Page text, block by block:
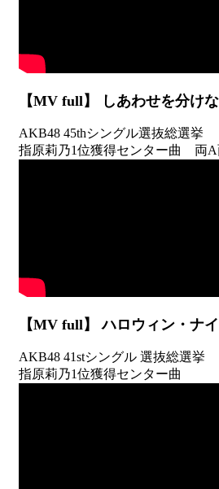
【MV full】 しあわせを分け
AKB48 45thシングル選抜総選挙
指原莉乃1位獲得センター曲 両
【MV full】 ハロウィン・ナ
AKB48 41stシングル 選抜総選挙
指原莉乃1位獲得センター曲